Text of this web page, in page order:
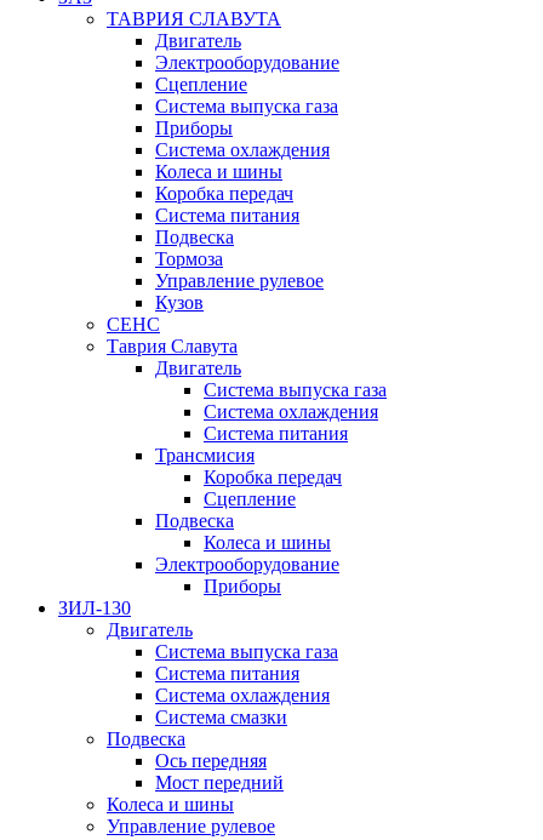
ТАВРИЯ СЛАВУТА
Двигатель
Электрооборудование
Сцепление
Система выпуска газа
Приборы
Система охлаждения
Колеса и шины
Коробка передач
Система питания
Подвеска
Тормоза
Управление рулевое
Кузов
СЕНС
Таврия Славута
Двигатель
Система выпуска газа
Система охлаждения
Система питания
Трансмисия
Коробка передач
Сцепление
Подвеска
Колеса и шины
Электрооборудование
Приборы
ЗИЛ-130
Двигатель
Система выпуска газа
Система питания
Система охлаждения
Система смазки
Подвеска
Ось передняя
Мост передний
Колеса и шины
Управление рулевое